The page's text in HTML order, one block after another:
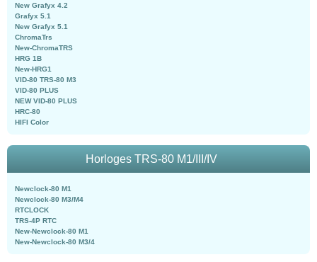
New Grafyx 4.2
Grafyx 5.1
New Grafyx 5.1
ChromaTrs
New-ChromaTRS
HRG 1B
New-HRG1
VID-80 TRS-80 M3
VID-80 PLUS
NEW VID-80 PLUS
HRC-80
HIFI Color
Horloges TRS-80 M1/III/IV
Newclock-80 M1
Newclock-80 M3/M4
RTCLOCK
TRS-4P RTC
New-Newclock-80 M1
New-Newclock-80 M3/4